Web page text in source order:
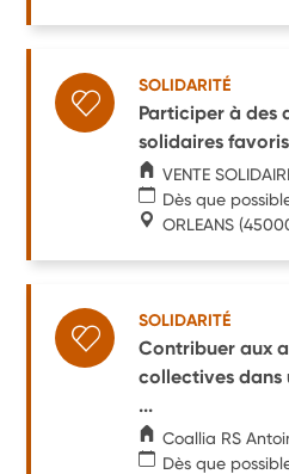
SOLIDARITÉ
Participer à des
solidaires
VENTE
Dès que
ORLEANS
SOLIDARITÉ
Contribuer aux
collectives dans
...
Coallia RS
Dès que